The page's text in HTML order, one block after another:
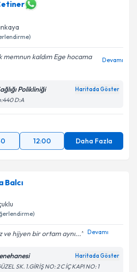
memnun kaldım Ege hocama
Devamı
Polikliniği Haritada Göster
D:A
12:00 Daha Fazla
Balcı
ve hijyen bir ortam aynı... Devamı
Haritada Göster
SK. 1.GİRİŞ NO: 2 C İÇ KAPI NO: 1